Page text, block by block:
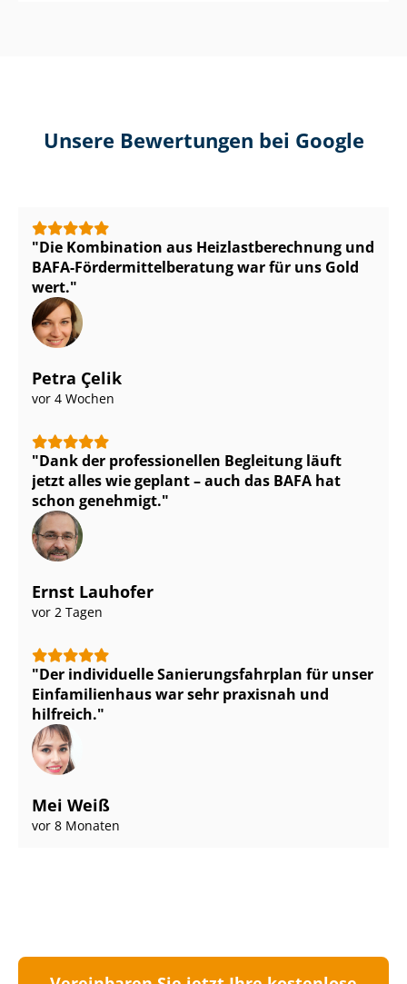
Unsere Bewertungen bei Google
Die Kombination aus Heiz­last­be­rech­nung und
BAFA-För­der­mit­tel­be­ra­tung war für uns Gold
wert.
Petra Çelik
vor 4 Wochen
Dank der professionellen Begleitung läuft
jetzt alles wie geplant – auch das BAFA hat
schon genehmigt.
Ernst Lauhofer
vor 2 Tagen
Der individuelle Sa­nie­rungs­fahr­plan für unser
Einfamilienhaus war sehr praxisnah und
hilfreich.
Mei Weiß
vor 8 Monaten